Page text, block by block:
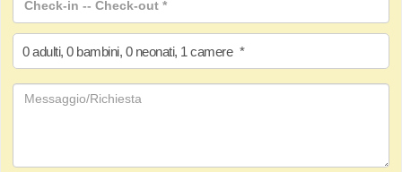
0 adulti, 0 bambini, 0 neonati, 1 camere *